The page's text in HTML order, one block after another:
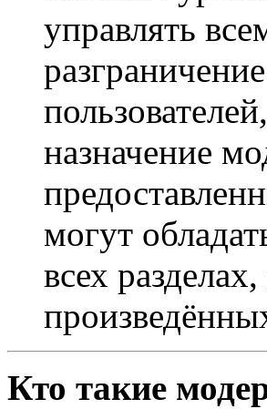
управлять
назначение
могут
всех
Кто такие